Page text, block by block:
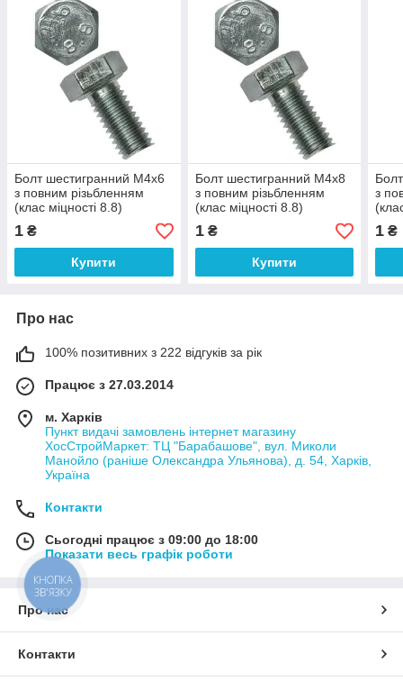
Болт шестигранний М4х6
з повним різьбленням
(клас міцності 8.8)
1 ₴
Купити
Болт шестигранний М4х8
з повним різьбленням
(клас міцності 8.8)
1₴
Купити
з
1 ₴
Про нас
100% позитивних з 222 відгуків за рік
Працює з 27.03.2014
м. Харків
Пункт видачі замовлень інтернет магазину
ХосСтройМаркет: ТЦ "Барабашове", вул. Миколи
Манойло (раніше Олександра Ульянова), д. 54, Харків,
Україна
Контакти
Сьогодні працює з 09:00 до 18:00
Показати весь графік роботи
Про нас
Контакти
КНОПКА
ЗВ'ЯЗКУ